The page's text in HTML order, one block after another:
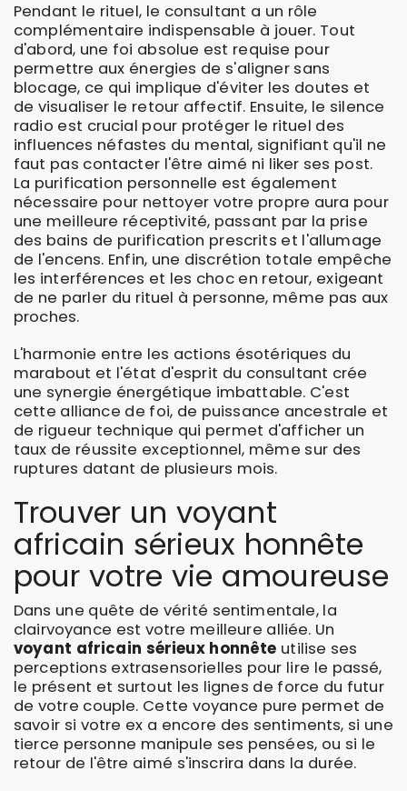
Pendant le rituel, le consultant a un rôle
complémentaire indispensable à jouer. Tout
d'abord, une foi absolue est requise pour
permettre aux énergies de s'aligner sans
blocage, ce qui implique d'éviter les doutes et
de visualiser le retour affectif. Ensuite, le silence
radio est crucial pour protéger le rituel des
influences néfastes du mental, signifiant qu'il ne
faut pas contacter l'être aimé ni liker ses post.
La purification personnelle est également
nécessaire pour nettoyer votre propre aura pour
une meilleure réceptivité, passant par la prise
des bains de purification prescrits et l'allumage
de l'encens. Enfin, une discrétion totale empêche
les interférences et les choc en retour, exigeant
de ne parler du rituel à personne, même pas aux
proches.
L'harmonie entre les actions ésotériques du
marabout et l'état d'esprit du consultant crée
une synergie énergétique imbattable. C'est
cette alliance de foi, de puissance ancestrale et
de rigueur technique qui permet d'afficher un
taux de réussite exceptionnel, même sur des
ruptures datant de plusieurs mois.
Trouver un voyant
africain sérieux honnête
pour votre vie amoureuse
Dans une quête de vérité sentimentale, la
clairvoyance est votre meilleure alliée. Un
voyant africain sérieux honnête utilise ses
perceptions extrasensorielles pour lire le passé,
le présent et surtout les lignes de force du futur
de votre couple. Cette voyance pure permet de
savoir si votre ex a encore des sentiments, si une
tierce personne manipule ses pensées, ou si le
retour de l'être aimé s'inscrira dans la durée.